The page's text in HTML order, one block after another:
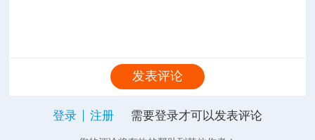
发表评论
登录 注册 需要登录才可以发表评论